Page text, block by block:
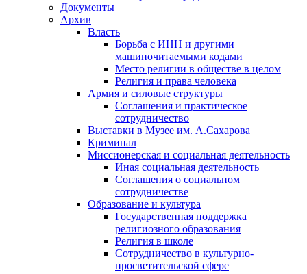
Документы
Архив
Власть
Борьба с ИНН и другими
машиночитаемыми кодами
Место религии в обществе в целом
Религия и права человека
Армия и силовые структуры
Соглашения и практическое
сотрудничество
Выставки в Музее им. А.Сахарова
Криминал
Миссионерская и социальная деятельность
Иная социальная деятельность
Соглашения о социальном
сотрудничестве
Образование и культура
Государственная поддержка
религиозного образования
Религия в школе
Сотрудничество в культурно-
просветительской сфере